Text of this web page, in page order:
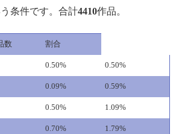
条件です。合計4410作品。
数 割合
0.50% 0.50%
0.09% 0.59%
0.50% 1.09%
0.70% 1.79%